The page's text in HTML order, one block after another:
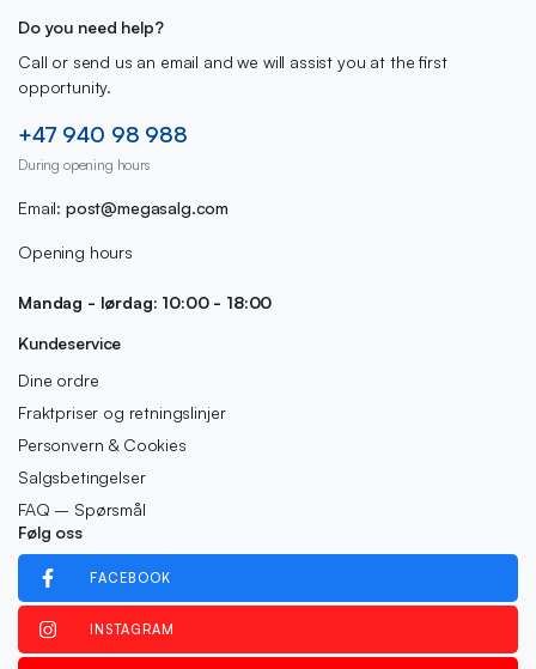
Do you need help?
Call or send us an email and we will assist you at the first
opportunity.
+47 940 98 988
During opening hours
Email: post@megasalg.com
Opening hours
Mandag - lørdag: 10:00 - 18:00
Kundeservice
Dine ordre
Fraktpriser og retningslinjer
Personvern & Cookies
Salgsbetingelser
FAQ – Spørsmål
Følg oss
FACEBOOK
INSTAGRAM